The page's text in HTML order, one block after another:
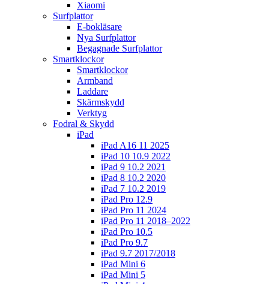
Xiaomi
Surfplattor
E-bokläsare
Nya Surfplattor
Begagnade Surfplattor
Smartklockor
Smartklockor
Armband
Laddare
Skärmskydd
Verktyg
Fodral & Skydd
iPad
iPad A16 11 2025
iPad 10 10.9 2022
iPad 9 10.2 2021
iPad 8 10.2 2020
iPad 7 10.2 2019
iPad Pro 12.9
iPad Pro 11 2024
iPad Pro 11 2018–2022
iPad Pro 10.5
iPad Pro 9.7
iPad 9.7 2017/2018
iPad Mini 6
iPad Mini 5